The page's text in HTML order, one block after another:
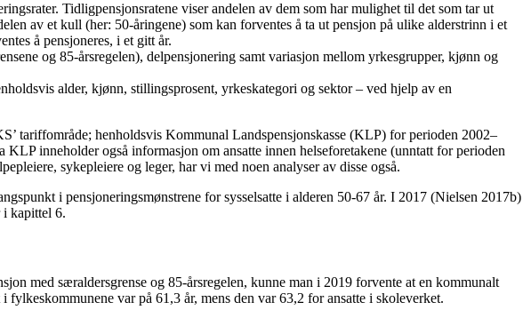
Tidligpensjonsratene viser andelen av dem som har mulighet til det som tar ut
av et kull (her: 50-åringene) som kan forventes å ta ut pensjon på ulike alderstrinn i et
å pensjoneres, i et gitt år.
og 85-årsregelen), delpensjonering samt variasjon mellom yrkesgrupper, kjønn og
alder, kjønn, stillingsprosent, yrkeskategori og sektor – ved hjelp av en
tariffområde; henholdsvis Kommunal Landspensjonskasse (KLP) for perioden 2002–
inneholder også informasjon om ansatte innen helseforetakene (unntatt for perioden
sykepleiere og leger, har vi med noen analyser av disse også.
i pensjoneringsmønstrene for sysselsatte i alderen 50-67 år. I 2017 (Nielsen 2017b)
i kapittel 6.
med særaldersgrense og 85-årsregelen, kunne man i 2019 forvente at en kommunalt
var på 61,3 år, mens den var 63,2 for ansatte i skoleverket.